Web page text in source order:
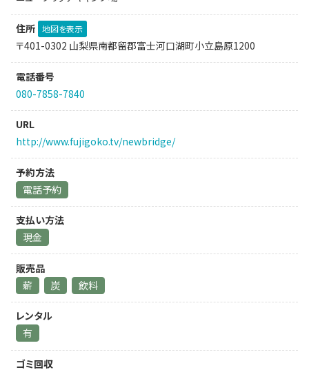
住所 地図を表示
〒401-0302 山梨県南都留郡富士河口湖町小立島原1200
電話番号
080-7858-7840
URL
http://www.fujigoko.tv/newbridge/
予約方法
電話予約
支払い方法
現金
販売品
薪
炭 飲料
レンタル
有
ゴミ回収